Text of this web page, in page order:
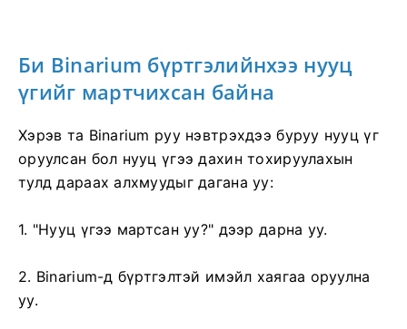
Би Binarium бүртгэлийнхээ нууц
үгийг мартчихсан байна
Хэрэв та Binarium руу нэвтрэхдээ буруу нууц үг
оруулсан бол нууц үгээ дахин тохируулахын
тулд дараах алхмуудыг дагана уу:
1. "Нууц үгээ мартсан уу?" дээр дарна уу.
2. Binarium-д бүртгэлтэй имэйл хаягаа оруулна
уу.